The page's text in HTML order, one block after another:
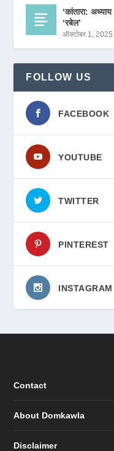
‘कांतारा:
‘रबेल’
ऑक्टोबर 1, 2025
FOLLOW US
FACEBOOK
YOUTUBE
TWITTER
PINTEREST
INSTAGRAM
Contact
About Domkawla
Disclaimer